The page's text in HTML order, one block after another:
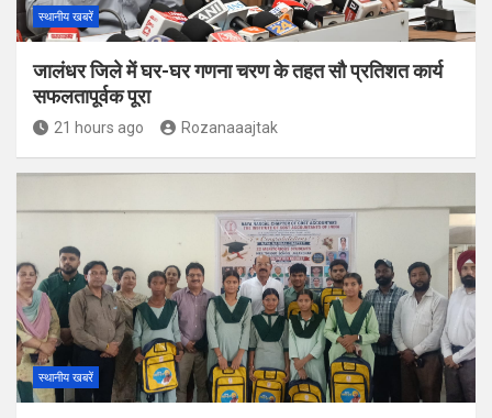
स्थानीय खबरें
जालंधर जिले में घर-घर गणना चरण के तहत सौ प्रतिशत कार्य
सफलतापूर्वक पूरा
21 hours ago Rozanaaajtak
स्थानीय खबरें